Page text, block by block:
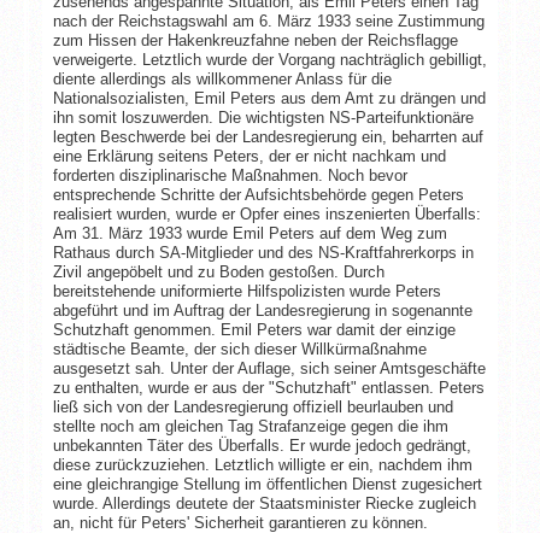
nach der Reichstagswahl am 6. März 1933 seine Zustimmung
zum Hissen der Hakenkreuzfahne neben der Reichsflagge
verweigerte. Letztlich wurde der Vorgang nachträglich gebilligt,
diente allerdings als willkommener Anlass für die
Nationalsozialisten, Emil Peters aus dem Amt zu drängen und
ihn somit loszuwerden. Die wichtigsten NS-Parteifunktionäre
legten Beschwerde bei der Landesregierung ein, beharrten auf
eine Erklärung seitens Peters, der er nicht nachkam und
forderten disziplinarische Maßnahmen. Noch bevor
entsprechende Schritte der Aufsichtsbehörde gegen Peters
realisiert wurden, wurde er Opfer eines inszenierten Überfalls:
Am 31. März 1933 wurde Emil Peters auf dem Weg zum
Rathaus durch SA-Mitglieder und des NS-Kraftfahrerkorps in
Zivil angepöbelt und zu Boden gestoßen. Durch
bereitstehende uniformierte Hilfspolizisten wurde Peters
abgeführt und im Auftrag der Landesregierung in sogenannte
Schutzhaft genommen. Emil Peters war damit der einzige
städtische Beamte, der sich dieser Willkürmaßnahme
ausgesetzt sah. Unter der Auflage, sich seiner Amtsgeschäfte
zu enthalten, wurde er aus der "Schutzhaft" entlassen. Peters
ließ sich von der Landesregierung offiziell beurlauben und
stellte noch am gleichen Tag Strafanzeige gegen die ihm
unbekannten Täter des Überfalls. Er wurde jedoch gedrängt,
diese zurückzuziehen. Letztlich willigte er ein, nachdem ihm
eine gleichrangige Stellung im öffentlichen Dienst zugesichert
wurde. Allerdings deutete der Staatsminister Riecke zugleich
an, nicht für Peters' Sicherheit garantieren zu können.